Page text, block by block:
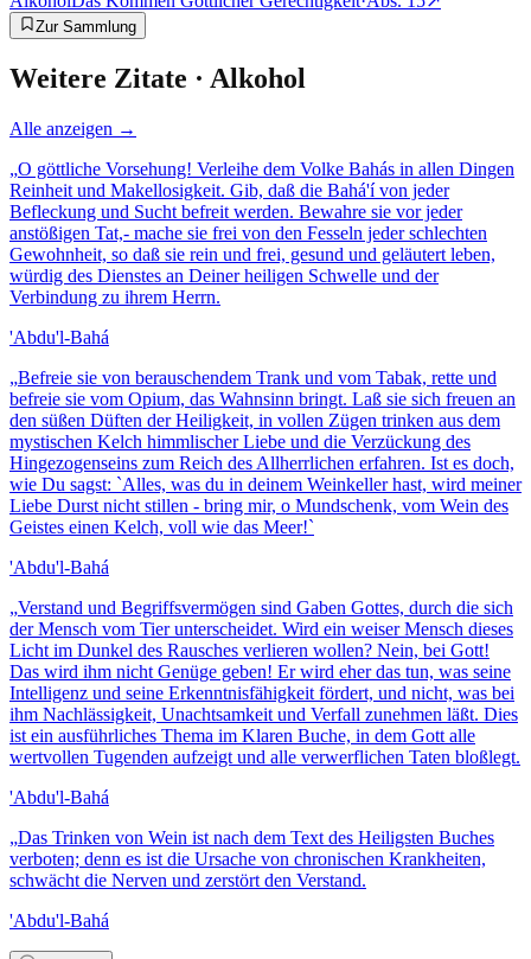
Zur Sammlung
Weitere Zitate · Alkohol
Alle anzeigen →
„O göttliche Vorsehung! Verleihe dem Volke Bahás in allen Dingen
Reinheit und Makellosigkeit. Gib, daß die Bahá'í von jeder
Befleckung und Sucht befreit werden. Bewahre sie vor jeder
anstößigen Tat,- mache sie frei von den Fesseln jeder schlechten
Gewohnheit, so daß sie rein und frei, gesund und geläutert leben,
würdig des Dienstes an Deiner heiligen Schwelle und der
Verbindung zu ihrem Herrn.
'Abdu'l-Bahá
„Befreie sie von berauschendem Trank und vom Tabak, rette und
befreie sie vom Opium, das Wahnsinn bringt. Laß sie sich freuen an
den süßen Düften der Heiligkeit, in vollen Zügen trinken aus dem
mystischen Kelch himmlischer Liebe und die Verzückung des
Hingezogenseins zum Reich des Allherrlichen erfahren. Ist es doch,
wie Du sagst: `Alles, was du in deinem Weinkeller hast, wird meiner
Liebe Durst nicht stillen - bring mir, o Mundschenk, vom Wein des
Geistes einen Kelch, voll wie das Meer!`
'Abdu'l-Bahá
„Verstand und Begriffsvermögen sind Gaben Gottes, durch die sich
der Mensch vom Tier unterscheidet. Wird ein weiser Mensch dieses
Licht im Dunkel des Rausches verlieren wollen? Nein, bei Gott!
Das wird ihm nicht Genüge geben! Er wird eher das tun, was seine
Intelligenz und seine Erkenntnisfähigkeit fördert, und nicht, was bei
ihm Nachlässigkeit, Unachtsamkeit und Verfall zunehmen läßt. Dies
ist ein ausführliches Thema im Klaren Buche, in dem Gott alle
wertvollen Tugenden aufzeigt und alle verwerflichen Taten bloßlegt.
'Abdu'l-Bahá
„Das Trinken von Wein ist nach dem Text des Heiligsten Buches
verboten; denn es ist die Ursache von chronischen Krankheiten,
schwächt die Nerven und zerstört den Verstand.
'Abdu'l-Bahá